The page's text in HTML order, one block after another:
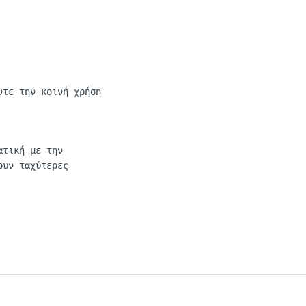
την κοινή χρήση
τική με την
ταχύτερες